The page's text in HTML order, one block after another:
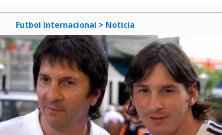
Futbol Internacional > Noticia